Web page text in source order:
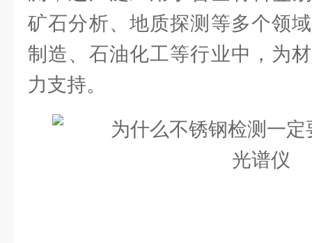
矿石分析、地质探测等多个领
制造、石油化工等行业中，为
力支持。